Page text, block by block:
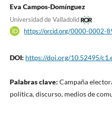
Eva Campos-Domínguez
Universidad de Valladolid
https://orcid.org/0000-0002-
DOI: https://doi.org/10.52495/
Palabras clave: Campaña
política, discurso, medios de